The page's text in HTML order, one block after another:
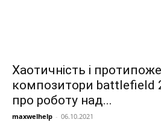
Хаотичність і
композитори battlefield
про роботу над...
maxwelhelp - 06.10.2021